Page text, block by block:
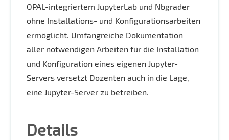
OPAL-integriertem JupyterLab und Nbgrader
ohne Installations- und Konfigurationsarbeiten
ermöglicht. Umfangreiche Dokumentation
aller notwendigen Arbeiten für die Installation
und Konfiguration eines eigenen Jupyter-
Servers versetzt Dozenten auch in die Lage,
eine Jupyter-Server zu betreiben.
Details